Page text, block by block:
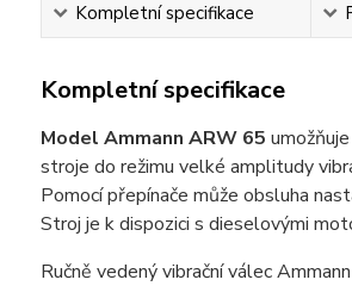
Kompletní specifikace
Kompletní specifikace
Model Ammann ARW 65
stroje do režimu velké amplitudy
Pomocí přepínače může obsluha
Stroj je k dispozici s dieselovými
Ručně vedený vibrační válec